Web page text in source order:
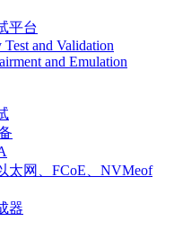
平台
and Validation
and Emulation
太网、FCoE、NVMeof
器